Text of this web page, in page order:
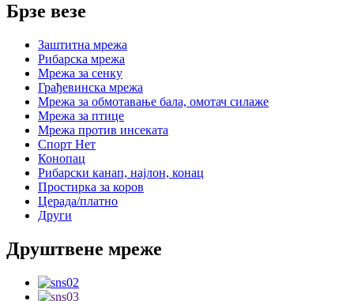
Брзе везе
Заштитна мрежа
Рибарска мрежа
Мрежа за сенку
Грађевинска мрежа
Мрежа за обмотавање бала, омотач силаже
Мрежа за птице
Мрежа против инсеката
Спорт Нет
Конопац
Рибарски канап, најлон, конац
Простирка за коров
Церада/платно
Други
Друштвене мреже